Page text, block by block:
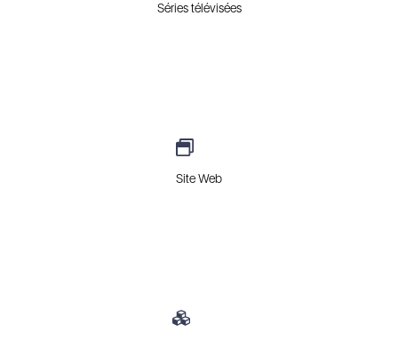
Séries télévisées
Site Web